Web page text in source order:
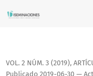
Reflexiones sobre la
VOL. 2 NÚM. 3 (2019),